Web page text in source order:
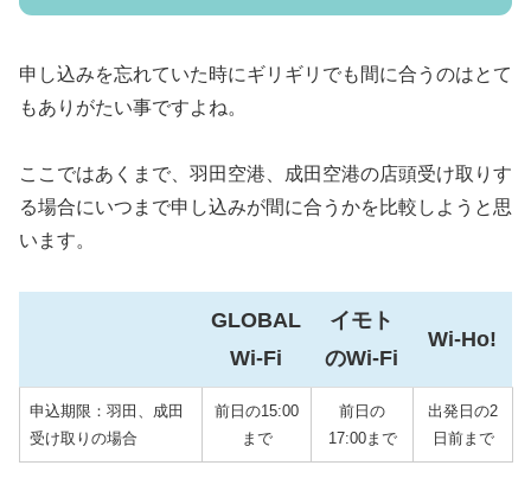
申し込みを忘れていた時にギリギリでも間に合うのはとて
もありがたい事ですよね。
ここではあくまで、羽田空港、成田空港の店頭受け取りす
る場合にいつまで申し込みが間に合うかを比較しようと思
います。
GLOBAL
Wi-Fi
イモト
のWi-Fi
Wi-Ho!
申込期限：羽田、成田
受け取りの場合
前日の15:00
まで
前日の
17:00まで
出発日の2
日前まで